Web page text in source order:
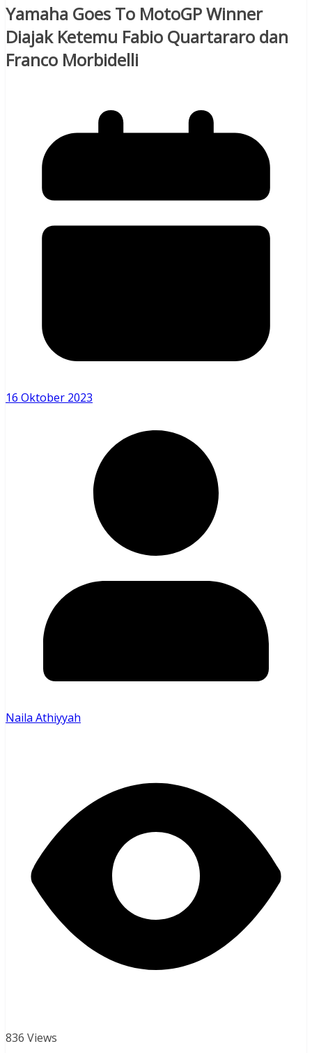
Yamaha Goes To MotoGP Winner
Diajak Ketemu Fabio Quartararo dan
Franco Morbidelli
16 Oktober 2023
Naila Athiyyah
836 Views